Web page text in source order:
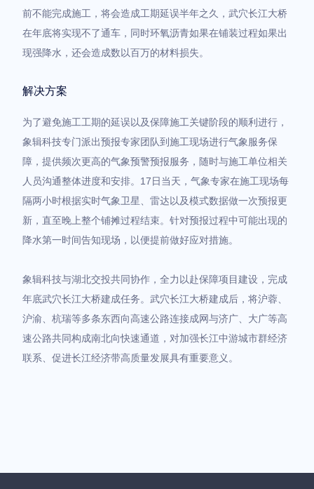
前不能完成施工，将会造成工期延误半年之久，武穴长江大桥
在年底将实现不了通车，同时环氧沥青如果在铺装过程如果出
现强降水，还会造成数以百万的材料损失。
解决方案
为了避免施工工期的延误以及保障施工关键阶段的顺利进行，
象辑科技专门派出预报专家团队到施工现场进行气象服务保
障，提供频次更高的气象预警预报服务，随时与施工单位相关
人员沟通整体进度和安排。17日当天，气象专家在施工现场每
隔两小时根据实时气象卫星、雷达以及模式数据做一次预报更
新，直至晚上整个铺摊过程结束。针对预报过程中可能出现的
降水第一时间告知现场，以便提前做好应对措施。
象辑科技与湖北交投共同协作，全力以赴保障项目建设，完成
年底武穴长江大桥建成任务。武穴长江大桥建成后，将沪蓉、
沪渝、杭瑞等多条东西向高速公路连接成网与济广、大广等高
速公路共同构成南北向快速通道，对加强长江中游城市群经济
联系、促进长江经济带高质量发展具有重要意义。